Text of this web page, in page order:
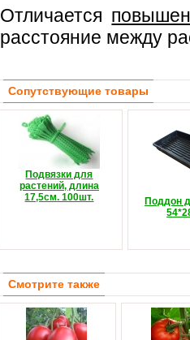
Отличается
расстояние между
Сопутствующие товары
Подвязки для
растений, длина
17,5см. 100шт.
Поддон
Смотрите также